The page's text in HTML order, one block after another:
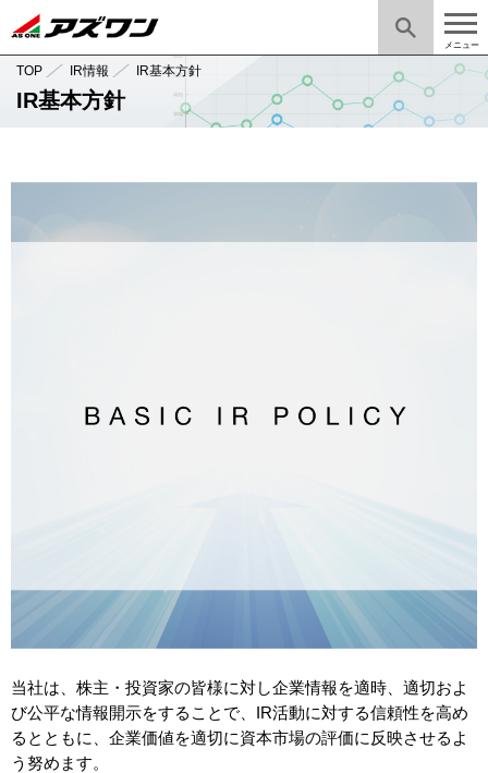
メニュー
TOP IR情報 IR基本方針
IR基本方針
当社は、株主・投資家の皆様に対し企業情報を適時、適切およ
び公平な情報開示をすることで、IR活動に対する信頼性を高め
るとともに、企業価値を適切に資本市場の評価に反映させるよ
う努めます。